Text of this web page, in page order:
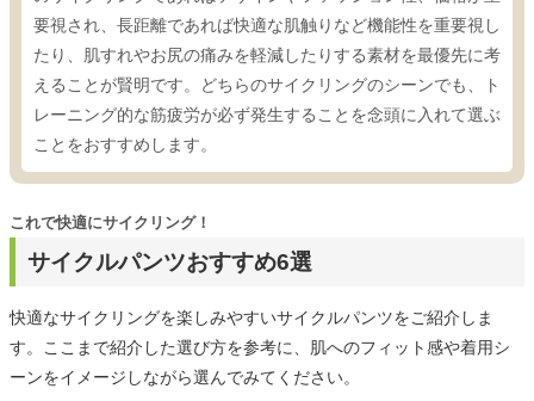
要視され、長距離であれば快適な肌触りなど機能性を重要視し
たり、肌すれやお尻の痛みを軽減したりする素材を最優先に考
えることが賢明です。どちらのサイクリングのシーンでも、ト
レーニング的な筋疲労が必ず発生することを念頭に入れて選ぶ
ことをおすすめします。
サイクルパンツおすすめ6選
これで快適にサイクリング！
快適なサイクリングを楽しみやすいサイクルパンツをご紹介しま
す。ここまで紹介した選び方を参考に、肌へのフィット感や着用シ
ーンをイメージしながら選んでみてください。